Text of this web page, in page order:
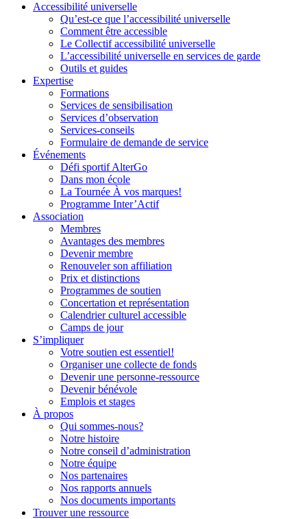
Accessibilité universelle
Qu’est-ce que l’accessibilité universelle
Comment être accessible
Le Collectif accessibilité universelle
L’accessibilité universelle en services de garde
Outils et guides
Expertise
Formations
Services de sensibilisation
Services d’observation
Services-conseils
Formulaire de demande de service
Événements
Défi sportif AlterGo
Dans mon école
La Tournée À vos marques!
Programme Inter’Actif
Association
Membres
Avantages des membres
Devenir membre
Renouveler son affiliation
Prix et distinctions
Programmes de soutien
Concertation et représentation
Calendrier culturel accessible
Camps de jour
S’impliquer
Votre soutien est essentiel!
Organiser une collecte de fonds
Devenir une personne-ressource
Devenir bénévole
Emplois et stages
À propos
Qui sommes-nous?
Notre histoire
Notre conseil d’administration
Notre équipe
Nos partenaires
Nos rapports annuels
Nos documents importants
Trouver une ressource